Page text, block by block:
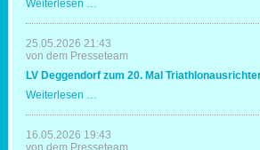
Weiterlesen …
Triathleten
in
Erding
Spaß
Erfolg
25.05.2026 21:43
von dem Presseteam
LV Deggendorf zum 20. Mal
Weiterlesen …
zum
20.
Mal
16.05.2026 19:43
von dem Presseteam